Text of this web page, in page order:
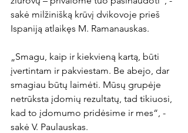
sakė milžinišką krūvį dvikovoje prieš
Ispaniją atlaikęs M. Ramanauskas.
„Smagu, kaip ir kiekvieną kartą, būti
įvertintam ir pakviestam. Be abejo, dar
smagiau būtų laimėti. Mūsų grupėje
netrūksta įdomių rezultatų, tad tikiuosi,
kad to įdomumo pridėsime ir mes“, -
sakė V. Paulauskas.